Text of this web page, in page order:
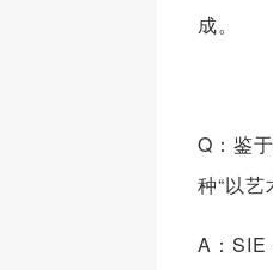
成。
Q：鉴
种“以
A：SIE